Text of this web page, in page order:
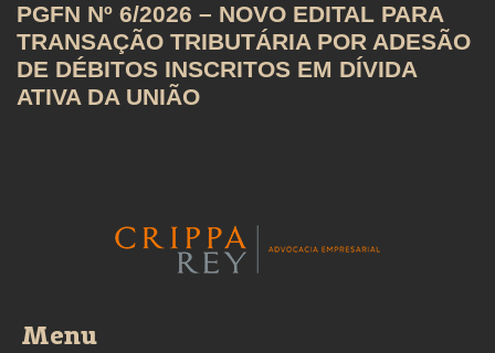
PGFN Nº 6/2026 – NOVO EDITAL PARA
TRANSAÇÃO TRIBUTÁRIA POR ADESÃO
DE DÉBITOS INSCRITOS EM DÍVIDA
ATIVA DA UNIÃO
Menu